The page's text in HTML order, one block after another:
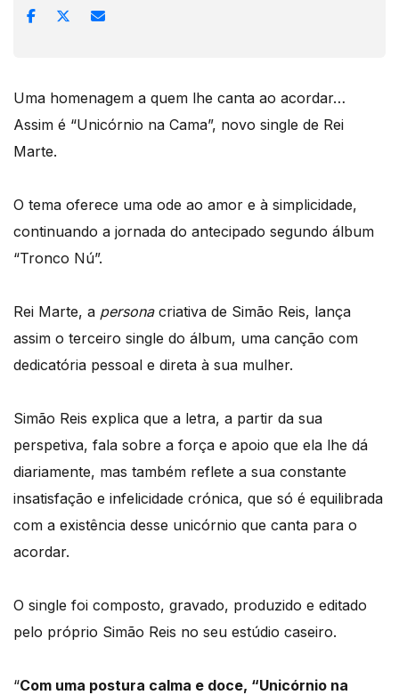
Uma homenagem a quem lhe canta ao acordar…
Assim é “Unicórnio na Cama”, novo single de Rei
Marte.
O tema oferece uma ode ao amor e à simplicidade,
continuando a jornada do antecipado segundo álbum
“Tronco Nú”.
Rei Marte, a personacriativa de Simão Reis, lança
assim o terceiro single do álbum, uma canção com
dedicatória pessoal e direta à sua mulher.
Simão Reis explica que a letra, a partir da sua
perspetiva, fala sobre a força e apoio que ela lhe dá
diariamente, mas também reflete a sua constante
insatisfação e infelicidade crónica, que só é equilibrada
com a existência desse unicórnio que canta para o
acordar.
O single foi composto, gravado, produzido e editado
pelo próprio Simão Reis no seu estúdio caseiro.
“Com uma postura calma e doce, “Unicórnio na